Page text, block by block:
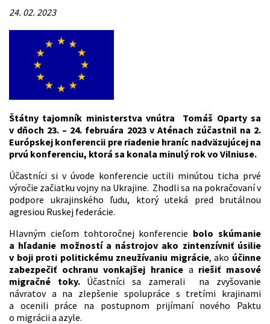
24. 02. 2023
Štátny tajomník ministerstva vnútra Tomáš Oparty sa
v dňoch 23. – 24. februára 2023 v Aténach zúčastnil na 2.
Európskej konferencii pre riadenie hraníc nadväzujúcej na
prvú konferenciu, ktorá sa konala minulý rok vo Vilniuse.
Účastníci si v úvode konferencie uctili minútou ticha prvé
výročie začiatku vojny na Ukrajine. Zhodli sa na pokračovaní v
podpore ukrajinského ľudu, ktorý uteká pred brutálnou
agresiou Ruskej federácie.
Hlavným cieľom tohtoročnej konferencie bolo skúmanie
a hľadanie možností a nástrojov ako zintenzívniť úsilie
v boji proti politickému zneužívaniu migrácie, ako účinne
zabezpečiť ochranu vonkajšej hranice a riešiť masové
migračné toky. Účastníci sa zamerali na zvyšovanie
návratov a na zlepšenie spolupráce s tretími krajinami
a ocenili práce na postupnom prijímaní nového Paktu
o migrácii a azyle.